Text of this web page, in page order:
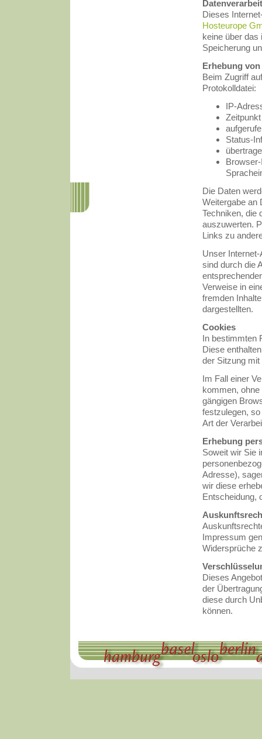
Dieses
Hosteurope
keine über das
Speicherung
Erhebung
Beim Zugriff
Protokolldatei:
IP-
Status-
Die Daten
Weitergabe an
Techniken, die
auszuwerten.
Links zu
Unser
sind durch die
Verweise in
fremden
dargestellten.
Cookies
In bestimmten
Diese
der Sitzung
Im Fall einer
kommen,
gängigen
festzulegen,
Art der
Erhebung
Soweit wir Sie
Adresse),
wir diese
Entscheidung,
Impressum
Widersprüche
Dieses
der
diese durch
können.